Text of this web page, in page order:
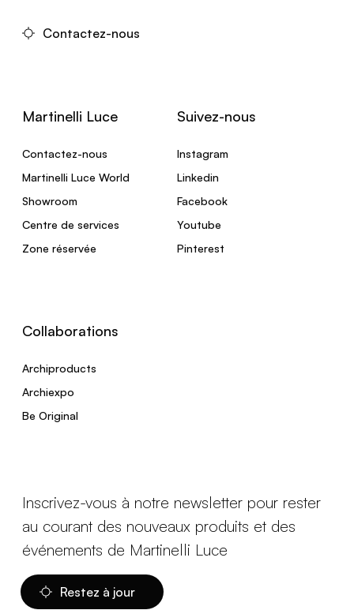
Contactez-nous
Martinelli Luce
Contactez-nous
Martinelli Luce World
Showroom
Centre de services
Zone réservée
Suivez-nous
Instagram
Linkedin
Facebook
Youtube
Pinterest
Collaborations
Archiproducts
Archiexpo
Be Original
Inscrivez-vous à notre newsletter pour rester
au courant des nouveaux produits et des
événements de Martinelli Luce
Restez à jour